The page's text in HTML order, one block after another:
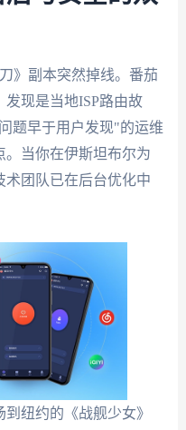
》副本突然掉线。番茄
发现是当地ISP路由故
题早于用户发现"的运维
。当你在伊斯坦布尔为
术团队已在后台优化中
纽约的《战舰少女》